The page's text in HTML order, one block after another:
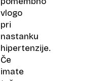
vlogo
pri
nastanku
hipertenzije.
Če
imate